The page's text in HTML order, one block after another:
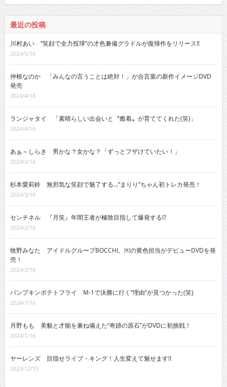
最近の投稿
川村あい “笑顔で全力投球”の才色兼備グラドルが復帰作をリリース!!
2024/5/16
仲根なのか 「みんなの言うことは絶対！」が合言葉の新作イメージDVD
発売
2024/4/16
ランジャタイ 「素晴らしい出会いと〝癒着〟が育ててくれた(笑)」
2024/4/16
あぁ～しらき 男かな？女かな？「ずっとフザけていたい！」
2024/3/16
杉本愛莉鈴 無邪気な笑顔で魅了する…“まりり”ちゃん初トレカ発売！
2024/3/16
センチネル 『月笑』年間王者が極致目指して爆発する!?
2024/2/16
牧野みなた アイドルグループBOCCHI。￼の黄色担当がデビューDVDを発
売！
2024/2/16
パンプキンポテトフライ M-1で決勝に行く“理由”が見つかった(笑)
2024/1/16
月野もも 美貌と才能を兼ね備えた“奇跡の原石”がDVDに初挑戦！
2024/1/16
ヤーレンズ 目指せライブ・キング！人生変えて魅せます!!
2023/12/15